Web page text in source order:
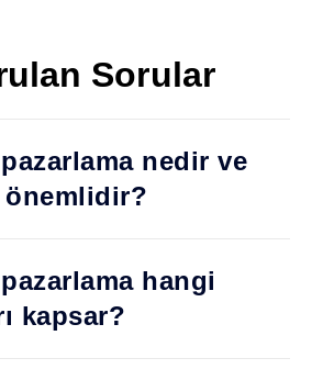
Sorular
nedir ve
önemlidir?
hangi
kapsar?